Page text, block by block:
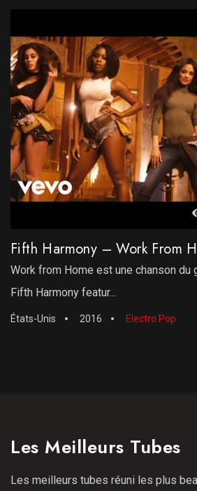
Work from Home est une chanson du
Fifth Harmony featur...
États-Unis 2016 Electro Pop
Les Meilleurs Tubes
Les meilleurs tubes réuni les plus